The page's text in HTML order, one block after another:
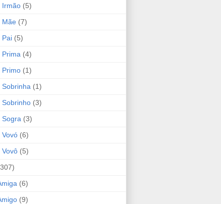
Irmão (5)
Mãe (7)
Pai (5)
Prima (4)
Primo (1)
(1)
Sobrinho (3)
Sogra (3)
Vovó (6)
Vovô (5)
(6)
(9)